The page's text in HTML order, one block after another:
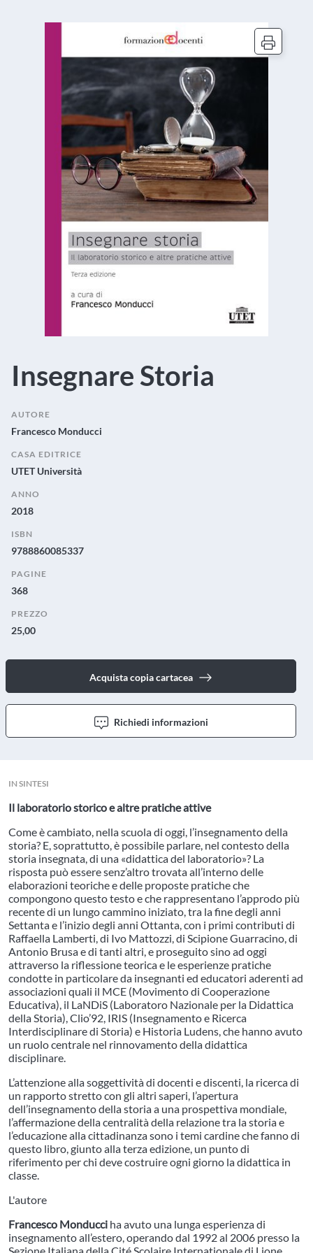
Insegnare Storia
AUTORE
Francesco Monducci
CASA EDITRICE
UTET Università
ANNO
2018
ISBN
9788860085337
PAGINE
368
PREZZO
25,00
Acquista copia cartacea
Richiedi informazioni
IN SINTESI
Il laboratorio storico e altre pratiche attive
Come è cambiato, nella scuola di oggi, l’insegnamento della
storia? E, soprattutto, è possibile parlare, nel contesto della
storia insegnata, di una «didattica del laboratorio»? La
risposta può essere senz’altro trovata all’interno delle
elaborazioni teoriche e delle proposte pratiche che
compongono questo testo e che rappresentano l’approdo più
recente di un lungo cammino iniziato, tra la fine degli anni
Settanta e l’inizio degli anni Ottanta, con i primi contributi di
Raffaella Lamberti, di Ivo Mattozzi, di Scipione Guarracino, di
Antonio Brusa e di tanti altri, e proseguito sino ad oggi
attraverso la riflessione teorica e le esperienze pratiche
condotte in particolare da insegnanti ed educatori aderenti ad
associazioni quali il MCE (Movimento di Cooperazione
Educativa), il LaNDiS (Laboratoro Nazionale per la Didattica
della Storia), Clio’92, IRIS (Insegnamento e Ricerca
Interdisciplinare di Storia) e Historia Ludens, che hanno avuto
un ruolo centrale nel rinnovamento della didattica
disciplinare.
L’attenzione alla soggettività di docenti e discenti, la ricerca di
un rapporto stretto con gli altri saperi, l’apertura
dell’insegnamento della storia a una prospettiva mondiale,
l’affermazione della centralità della relazione tra la storia e
l’educazione alla cittadinanza sono i temi cardine che fanno di
questo libro, giunto alla terza edizione, un punto di
riferimento per chi deve costruire ogni giorno la didattica in
classe.
L'autore
Francesco Monducci ha avuto una lunga esperienza di
insegnamento all’estero, operando dal 1992 al 2006 presso la